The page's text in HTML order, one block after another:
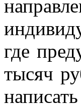
где
тысяч